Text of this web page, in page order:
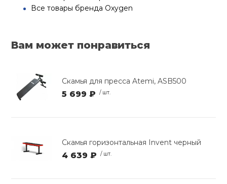
Все товары бренда Oxygen
Вам может понравиться
Скамья для пресса Atemi, ASB500
5 699 ₽ / шт.
Скамья горизонтальная Invent черный
4 639 ₽ / шт.